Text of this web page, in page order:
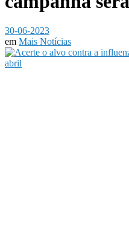
30-06-2023
em Mais Notícias